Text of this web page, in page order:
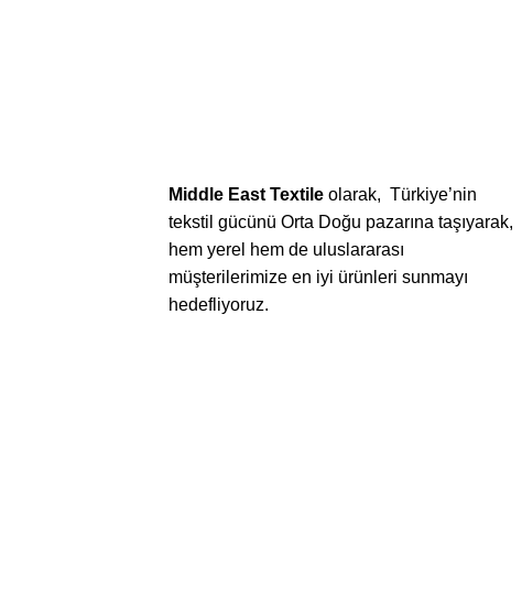
Middle East Textileolarak, Türkiye’nin
tekstil gücünü Orta Doğu pazarına taşıyarak,
hem yerel hem de uluslararası
müşterilerimize en iyi ürünleri sunmayı
hedefliyoruz.